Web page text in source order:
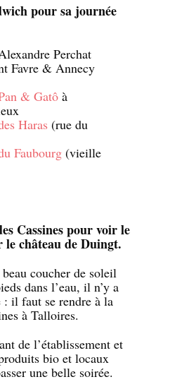
pour sa journée
Perchat
Favre & Annecy
& Gatô à
Haras (rue du
Faubourg (vieille
Cassines pour voir le
le château de Duingt.
coucher de soleil
dans l’eau, il n’y a
: il faut se rendre à la
à Talloires.
de l’établissement et
bio et locaux
une belle soirée.